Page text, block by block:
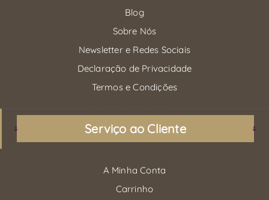
Blog
Sobre Nós
Newsletter e Redes Sociais
Declaração de Privacidade
Termos e Condições
Serviço ao Cliente
A Minha Conta
Carrinho